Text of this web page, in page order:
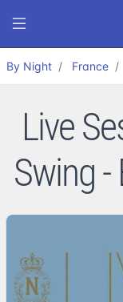
By Night France
Live
Swing